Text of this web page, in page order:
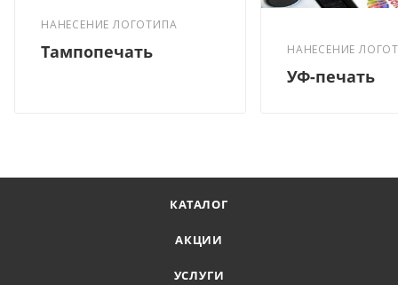
НАНЕСЕНИЕ ЛОГОТИПА
Тампопечать НАНЕСЕНИЕ
УФ-печать
КАТАЛОГ
АКЦИИ
УСЛУГИ